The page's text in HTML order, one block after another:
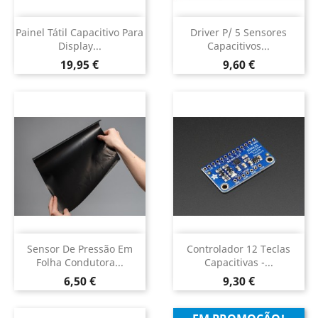
Painel Tátil Capacitivo Para
Display...
Preço
19,95 €
Driver P/ 5 Sensores
Capacitivos...
Preço
9,60 €
Sensor De Pressão Em
Folha Condutora...
Preço
6,50 €
Controlador 12 Teclas
Capacitivas -...
Preço
9,30 €